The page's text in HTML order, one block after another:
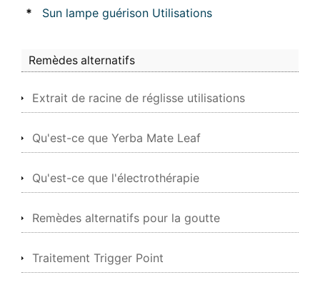
* Sun lampe guérison Utilisations
Remèdes alternatifs
Extrait de racine de réglisse utilisations
Qu'est-ce que Yerba Mate Leaf
Qu'est-ce que l'électrothérapie
Remèdes alternatifs pour la goutte
Traitement Trigger Point